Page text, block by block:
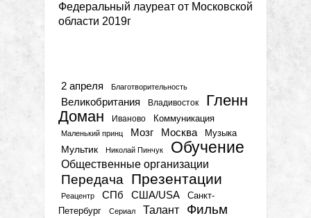
Федеральный лауреат от Московской
области 2019г
2 апреля Благотворительность
Великобритания Владивосток
Гленн
Доман
Иваново Коммуникация
Маленький принц Мозг Москва Музыка
Мультик Николай Пинчук Обучение
Общественные организации
Передача Презентации
Реацентр СПб США/USA
Санкт-
Петербург
Сериал Талант Фильм